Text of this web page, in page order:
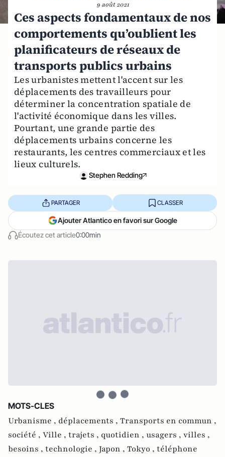
9 août 2021
Ces aspects fondamentaux de nos
comportements qu’oublient les
planificateurs de réseaux de
transports publics urbains
Les urbanistes mettent l'accent sur les
déplacements des travailleurs pour
déterminer la concentration spatiale de
l'activité économique dans les villes.
Pourtant, une grande partie des
déplacements urbains concerne les
restaurants, les centres commerciaux et les
lieux culturels.
Stephen Redding
Écoutez cet article0:00min
PARTAGER CLASSER
Ajouter Atlantico en favori sur Google
MOTS-CLES
Urbanisme , déplacements , Transports en commun ,
société , Ville , trajets , quotidien , usagers , villes ,
besoins , technologie , Japon , Tokyo , téléphone